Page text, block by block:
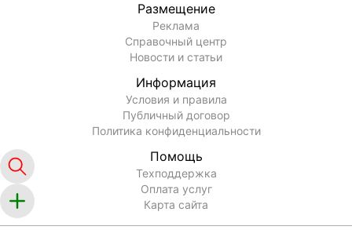
Размещение
Реклама
Справочный центр
Новости и статьи
Информация
Условия и правила
Публичный договор
Политика конфиденциальности
Помощь
Техподдержка
Оплата услуг
Карта сайта